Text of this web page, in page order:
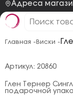
Адреса
Главная - Виски -
Глен Тернер
подарочной
Артикул: 20860